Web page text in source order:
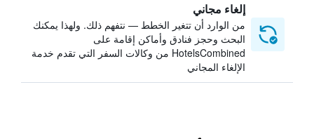
إلغاء مجاني
من الوارد أن تتغير الخطط — نتفهم ذلك. ولهذا يمكنك
البحث وحجز فنادق وأماكن إقامة على
HotelsCombined من وكالات السفر التي تقدم خدمة
الإلغاء المجاني